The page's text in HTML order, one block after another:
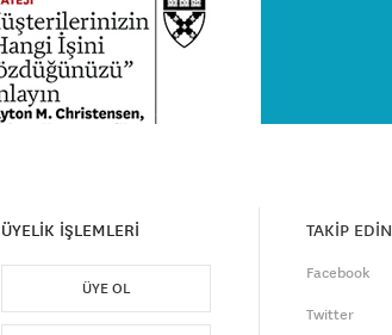
ÜYELİK İŞLEMLERİ
ÜYE OL
TAKİP EDİN
Facebook
Twitter